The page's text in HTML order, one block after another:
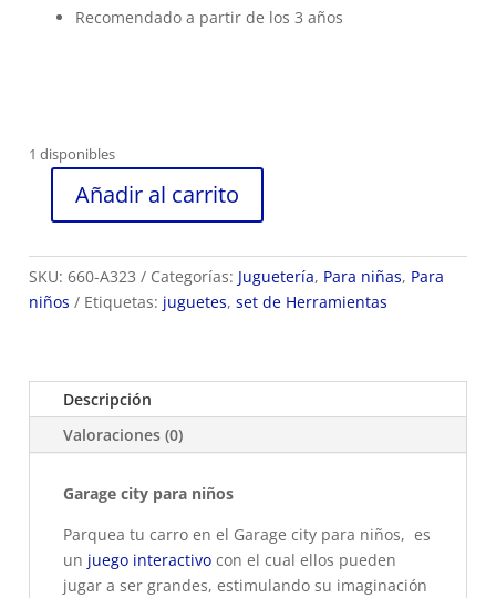
Recomendado a partir de los 3 años
1 disponibles
Garage
para
niños
26
660-
cantidad
Añadir al carrito
SKU: 660-A323 Categorías: Juguetería, Para niñas, Para
niños
Etiquetas: juguetes, set de Herramientas
Descripción
Valoraciones (0)
Garage city para niños
Parquea tu carro en el Garage city para niños, es
un juego interactivo con el cual ellos pueden
jugar a ser grandes, estimulando su imaginación